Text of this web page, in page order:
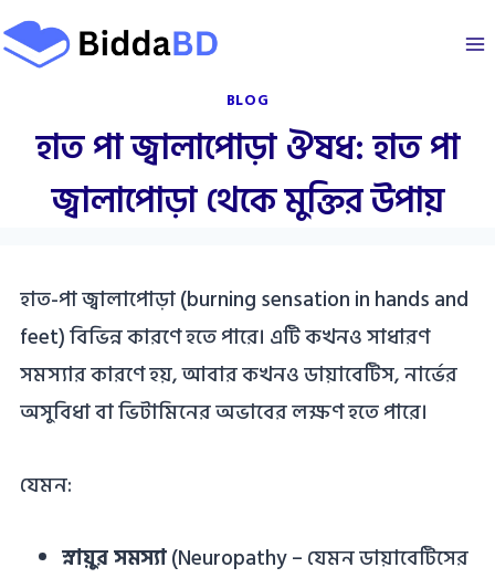
Skip
to
BLOG
হাত পা জ্বালাপোড়া ঔষধ: হাত পা
জ্বালাপোড়া থেকে মুক্তির উপায়
হাত-পা জ্বালাপোড়া (burning sensation in hands and
feet) বিভিন্ন কারণে হতে পারে। এটি কখনও সাধারণ
সমস্যার কারণে হয়, আবার কখনও ডায়াবেটিস, নার্ভের
অসুবিধা বা ভিটামিনের অভাবের লক্ষণ হতে পারে।
যেমন:
স্নায়ুর সমস্যা(Neuropathy – যেমন ডায়াবেটিসের